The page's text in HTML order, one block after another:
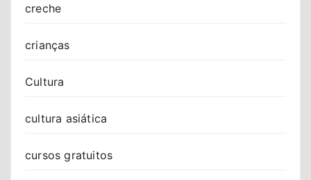
creche
crianças
Cultura
cultura asiática
cursos gratuitos